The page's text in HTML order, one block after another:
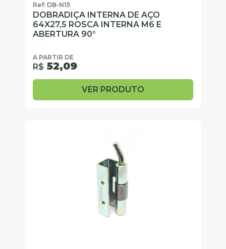
Ref: DB-N15
DOBRADIÇA INTERNA DE AÇO
64X27,5 ROSCA INTERNA M6 E
ABERTURA 90°
A PARTIR DE
R$ 52,09
VER PRODUTO